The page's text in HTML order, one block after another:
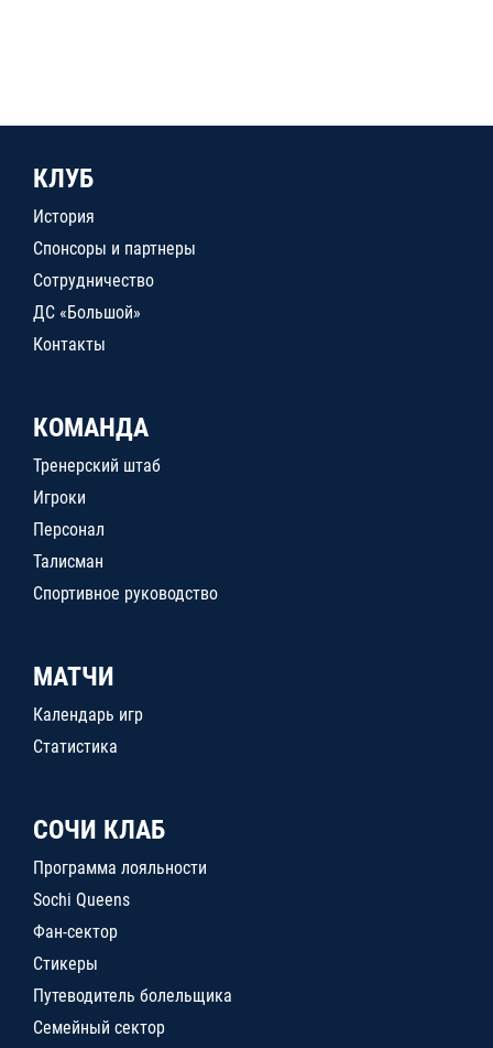
КЛУБ
История
Спонсоры и партнеры
Сотрудничество
ДС «Большой»
Контакты
КОМАНДА
Тренерский штаб
Игроки
Персонал
Талисман
Спортивное руководство
МАТЧИ
Календарь игр
Статистика
СОЧИ КЛАБ
Программа лояльности
Sochi Queens
Фан-сектор
Стикеры
Путеводитель болельщика
Семейный сектор